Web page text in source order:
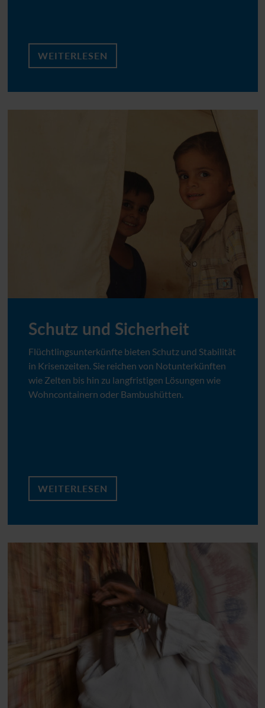
Schutz und Sicherheit
Flüchtlingsunterkünfte bieten Schutz und Stabilität
in Krisenzeiten. Sie reichen von Notunterkünften
wie Zelten bis hin zu langfristigen Lösungen wie
Wohncontainern oder Bambushütten.
WEITERLESEN
WEITERLESEN